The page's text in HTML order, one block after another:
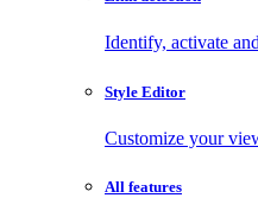
Identify, activate
Style Editor
Customize your
All features